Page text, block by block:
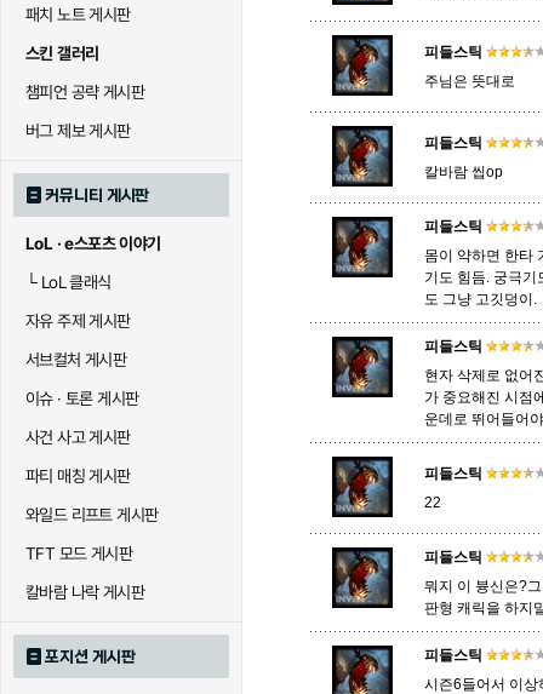
패치 노트 게시판
스킨 갤러리
챔피언 공략 게시판
버그 제보 게시판
커뮤니티 게시판
LoL · e스포츠 이야기
└LoL 클래식
자유 주제 게시판
서브컬처 게시판
이슈 · 토론 게시판
사건 사고 게시판
파티 매칭 게시판
와일드 리프트 게시판
TFT 모드 게시판
칼바람 나락 게시판
포지션 게시판
말자하 말파이트 멜
바이 베이가 베인
블라디미르 블리츠크랭크 비에
세주아니 세트
시비르 신 짜오 신드
아칼리
에코 엘리스 오공
우르곳
피들스틱
주님은 뜻대로
피들스틱
칼바람 씹op
피들스틱
몸이 약하면 한타
기도 힘듬. 궁극기
도 그냥 고깃덩이.
피들스틱
현자 삭제로 없어
가 중요해진 시점
운데로 뛰어들어
피들스틱
22
피들스틱
뭐지 이 븅신은?
판형 캐릭을 하지
피들스틱
시즌6들어서 이상